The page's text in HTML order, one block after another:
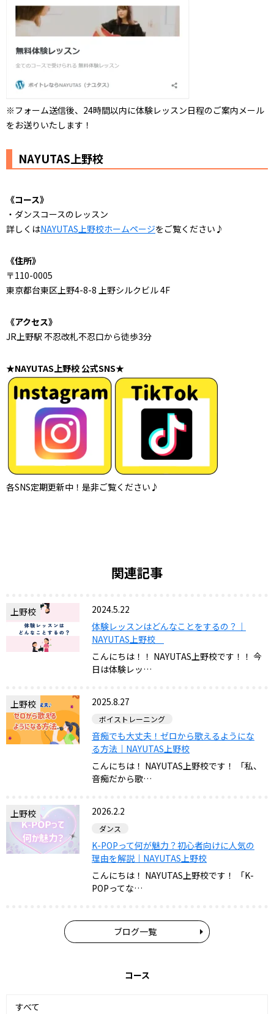
※フォーム送信後、24時間以内に体験レッスン日程のご案内メール
をお送りいたします！
NAYUTAS上野校
《コース》
・ダンスコースのレッスン
詳しくはNAYUTAS上野校ホームページをご覧ください♪
《住所》
〒110-0005
東京都台東区上野4-8-8 上野シルクビル 4F
《アクセス》
JR上野駅 不忍改札不忍口から徒歩3分
★NAYUTAS上野校 公式SNS★
各SNS定期更新中！是非ご覧ください♪
関連記事
上野校
2024.5.22
体験レッスンはどんなことをするの？｜
NAYUTAS上野校
こんにちは！！ NAYUTAS上野校です！！ 今
日は体験レッ…
上野校 2025.8.27
ボイストレーニング
音痴でも大丈夫！ゼロから歌えるようにな
る方法｜NAYUTAS上野校
こんにちは！ NAYUTAS上野校です！ 「私、
音痴だから歌…
上野校 2026.2.2
ダンス
K-POPって何が魅力？初心者向けに人気の
理由を解説｜NAYUTAS上野校
こんにちは！ NAYUTAS上野校です！ 「K-
POPってな…
ブログ一覧
コース
すべて